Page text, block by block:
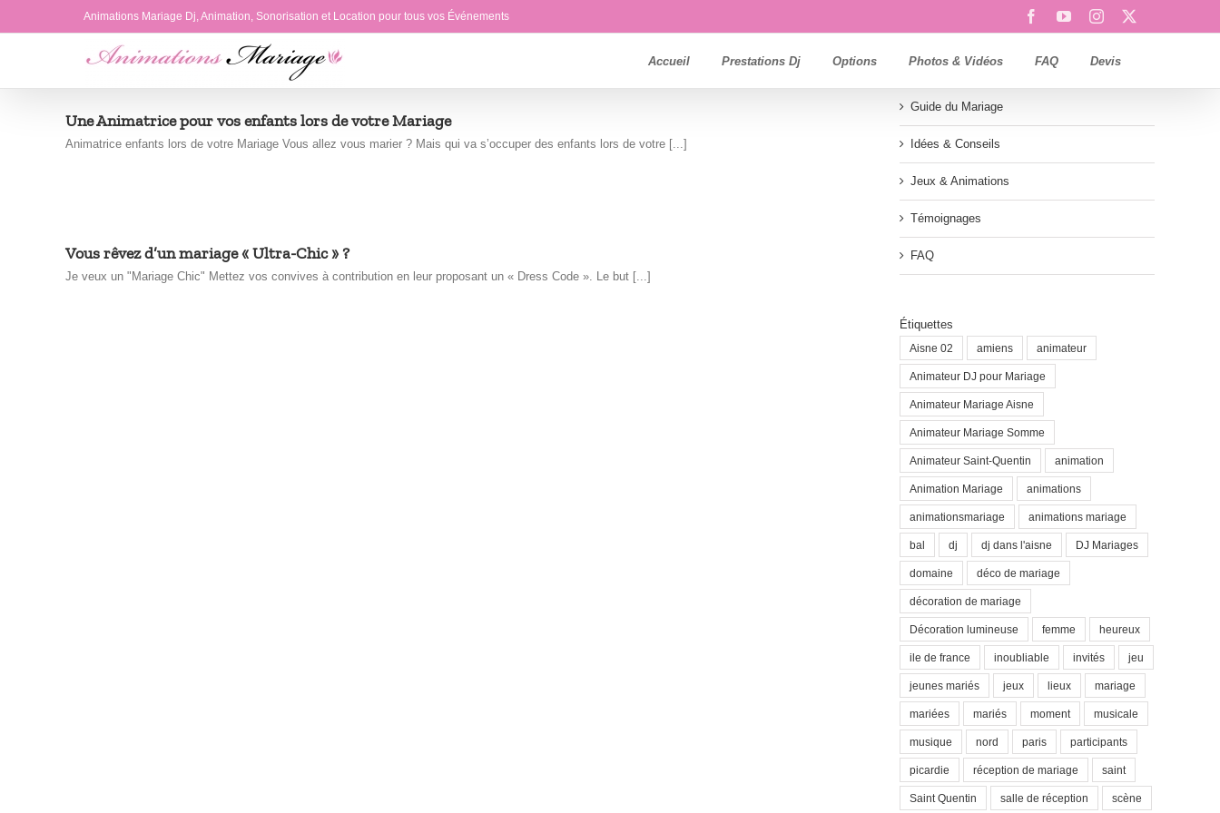
Animations Mariage Dj, Animation, Sonorisation et Location pour tous vos Événements FacebookYouTubeInstagram
Accueil Prestations Dj Options Photos & Vidéos FAQ Devis
Une Animatrice pour vos enfants lors de votre Mariage
Animatrice enfants lors de votre Mariage Vous allez vous marier ? Mais qui va s’occuper des enfants lors de votre [...]
Vous rêvez d’un mariage « Ultra-Chic » ?
Je veux un "Mariage Chic" Mettez vos convives à contribution en leur proposant un « Dress Code ». Le but [...]
Guide du Mariage
Idées & Conseils
Jeux & Animations
Témoignages
FAQ
Étiquettes
Aisne 02 amiens animateur
Animateur DJ pour Mariage
Animateur Mariage Aisne
Animateur Mariage Somme
Animateur Saint-Quentin animation
Animation Mariage animations
animationsmariage animations mariage
bal dj dj dans l'aisne DJ Mariages
domaine déco de mariage
décoration de mariage
Décoration lumineuse femme heureux
ile de france inoubliable invités jeu
jeunes mariés jeux lieux mariage
mariées mariés moment musicale
musique nord paris participants
picardie réception de mariage saint
Saint Quentin salle de réception scène